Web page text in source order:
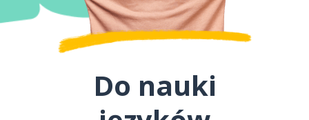
Do nauki